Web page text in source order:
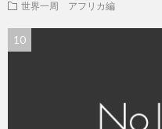
世界一周 アフリカ編